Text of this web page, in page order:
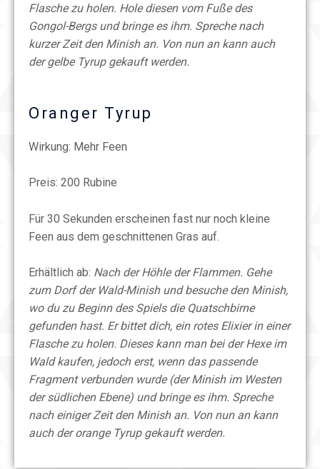
Flasche zu holen. Hole diesen vom Fuße des
Gongol-Bergs und bringe es ihm. Spreche nach
kurzer Zeit den Minish an. Von nun an kann auch
der gelbe Tyrup gekauft werden.
Oranger Tyrup
Wirkung: Mehr Feen
Preis: 200 Rubine
Für 30 Sekunden erscheinen fast nur noch kleine
Feen aus dem geschnittenen Gras auf.
Erhältlich ab: Nach der Höhle der Flammen. Gehe
zum Dorf der Wald-Minish und besuche den Minish,
wo du zu Beginn des Spiels die Quatschbirne
gefunden hast. Er bittet dich, ein rotes Elixier in einer
Flasche zu holen. Dieses kann man bei der Hexe im
Wald kaufen, jedoch erst, wenn das passende
Fragment verbunden wurde (der Minish im Westen
der südlichen Ebene) und bringe es ihm. Spreche
nach einiger Zeit den Minish an. Von nun an kann
auch der orange Tyrup gekauft werden.